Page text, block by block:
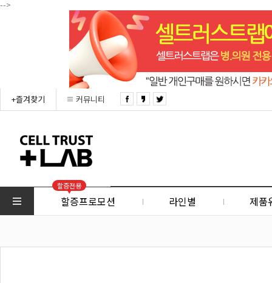
-->
+즐겨찾기 커뮤니티
할증전용
할증프로모션 라인별 제품